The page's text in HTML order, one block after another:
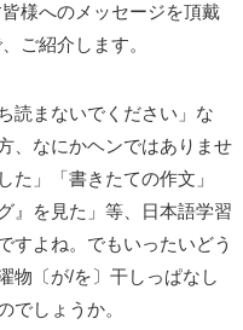
様へのメッセージを頂戴
ご紹介します。
読まないでください」な
、なにかヘンではありませ
た」「書きたての作文」
』を見た」等、日本語学習
すよね。でもいったいどう
物〔が/を〕干しっぱなし
でしょうか。